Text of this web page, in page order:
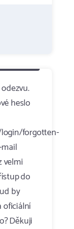
heslo
forgotten-
velmi
do
by
oficiální
Děkuji